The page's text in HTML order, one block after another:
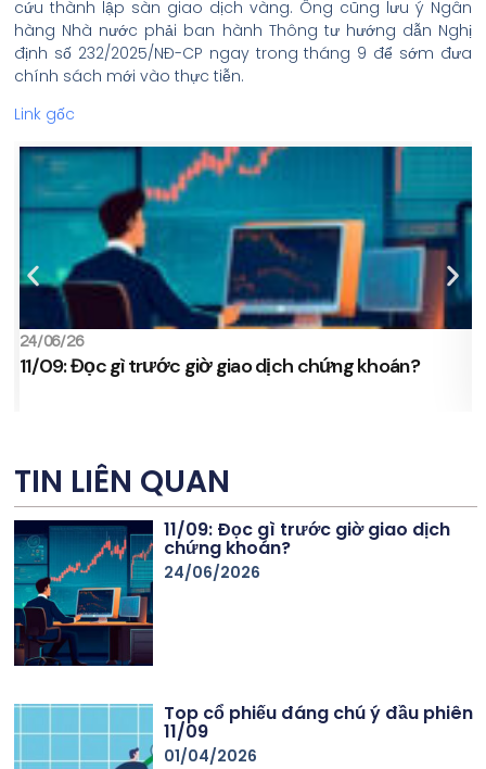
cứu thành lập sàn giao dịch vàng. Ông cũng lưu ý Ngân
hàng Nhà nước phải ban hành Thông tư hướng dẫn Nghị
định số 232/2025/NĐ-CP ngay trong tháng 9 để sớm đưa
chính sách mới vào thực tiễn.
Link gốc
24/06/26
11/09: Đọc gì trước giờ giao dịch chứng khoán?
TIN LIÊN QUAN
11/09: Đọc gì trước giờ giao dịch
chứng khoán?
24/06/2026
Top cổ phiếu đáng chú ý đầu phiên
11/09
01/04/2026